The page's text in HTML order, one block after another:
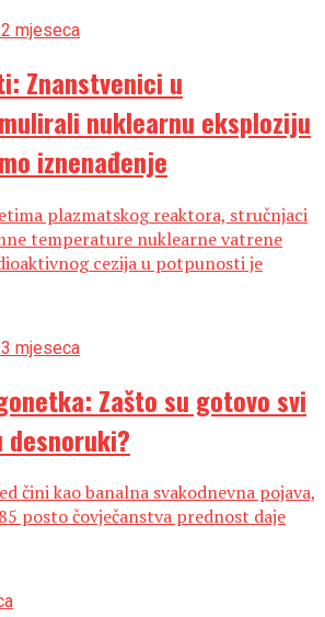
mjeseca
Znanstvenici u
nuklearnu eksploziju
iznenađenje
plazmatskog reaktora, stručnjaci
temperature nuklearne vatrene
cezija u potpunosti je
mjeseca
Zašto su gotovo svi
čini kao banalna svakodnevna pojava,
posto čovječanstva prednost daje